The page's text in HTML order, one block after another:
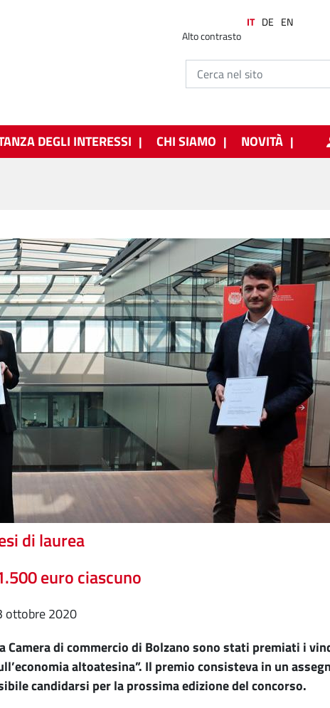
Alto contrasto
IT DE EN
DEGLI INTERESSI CHI SIAMO NOVITÀ
di laurea
euro ciascuno
ottobre 2020
Camera di commercio di Bolzano sono stati premiati i
altoatesina”. Il premio consisteva in un
candidarsi per la prossima edizione del concorso.